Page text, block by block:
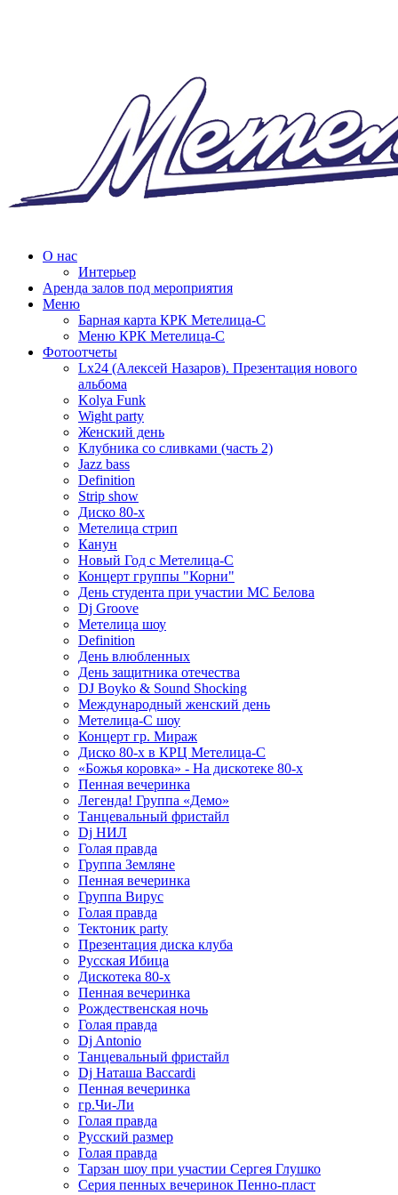
О нас
Интерьер
Аренда залов под мероприятия
Меню
Барная карта КРК Метелица-С
Меню КРК Метелица-С
Фотоотчеты
Lx24 (Алексей Назаров). Презентация нового
альбома
Kolya Funk
Wight party
Женский день
Клубника со сливками (часть 2)
Jazz bass
Definition
Strip show
Диско 80-х
Метелица стрип
Канун
Новый Год с Метелица-С
Концерт группы "Корни"
День студента при участии МС Белова
Dj Groove
Метелица шоу
Definition
День влюбленных
День защитника отечества
DJ Boyko & Sound Shocking
Международный женский день
Метелица-С шоу
Концерт гр. Мираж
Диско 80-х в КРЦ Метелица-С
«Божья коровка» - На дискотеке 80-х
Пенная вечеринка
Легенда! Группа «Демо»
Танцевальный фристайл
Dj НИЛ
Голая правда
Группа Земляне
Пенная вечеринка
Группа Вирус
Голая правда
Тектоник party
Презентация диска клуба
Русская Ибица
Дискотека 80-х
Пенная вечеринка
Рождественская ночь
Голая правда
Dj Antonio
Танцевальный фристайл
Dj Наташа Baccardi
Пенная вечеринка
гр.Чи-Ли
Голая правда
Русский размер
Голая правда
Тарзан шоу при участии Сергея Глушко
Серия пенных вечеринок Пенно-пласт